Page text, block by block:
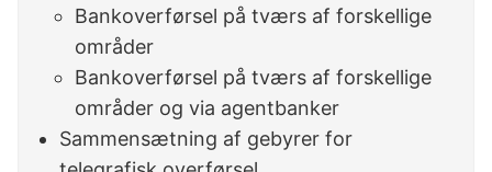
Bankoverførsel på tværs af forskellige
områder
Bankoverførsel på tværs af forskellige
områder og via agentbanker
Sammensætning af gebyrer for